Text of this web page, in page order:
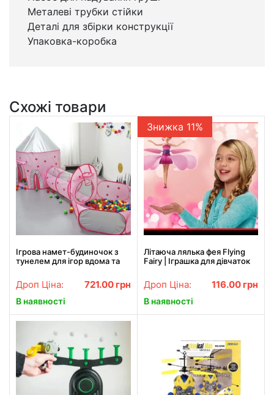
Металеві трубки стійки
Деталі для збірки конструкції
Упаковка-коробка
Схожі товари
Ігрова намет-будиночок з
тунелем для ігор вдома та
Дроп Ціна: 721.00 грн
В наявності
Знижка 11%
Літаюча лялька фея Flying
Fairy | Іграшка для дівчаток
Дроп Ціна: 116.00 грн
В наявності